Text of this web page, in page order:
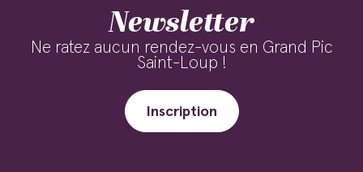
Newsletter
Ne ratez aucun rendez-vous en Grand Pic
Saint-Loup !
Inscription